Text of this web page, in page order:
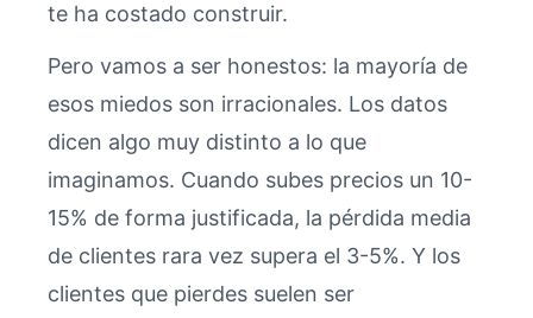
te ha costado construir.
Pero vamos a ser honestos: la mayoría de
esos miedos son irracionales. Los datos
dicen algo muy distinto a lo que
imaginamos. Cuando subes precios un 10-
15% de forma justificada, la pérdida media
de clientes rara vez supera el 3-5%. Y los
clientes que pierdes suelen ser